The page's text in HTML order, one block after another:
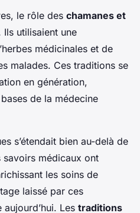
le rôle des chamanes et
Ils utilisaient une
médicinales et de
malades. Ces traditions se
en génération,
de la médecine
s’étendait bien au-delà de
savoirs médicaux ont
les soins de
laissé par ces
Les traditions